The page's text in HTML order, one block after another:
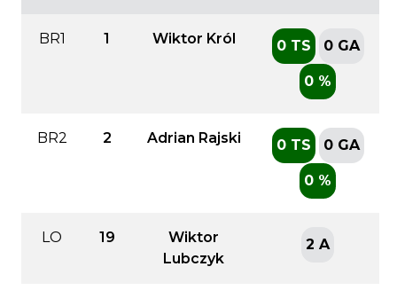
BR1 1 Wiktor Król 0 TS 0 GA
0 %
BR2 2 Adrian Rajski 0 TS 0 GA
0 %
LO 19
Wiktor
Lubczyk
2 A